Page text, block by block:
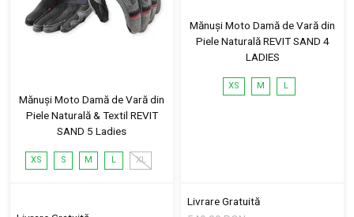
Mănuși Moto Damă de Vară din
Piele Naturală & Textil REVIT
SAND 5 Ladies
XS S M L XL
Mănuși Moto Damă de Vară din
Piele Naturală REVIT SAND 4
LADIES
XS M L
Livrare Gratuită